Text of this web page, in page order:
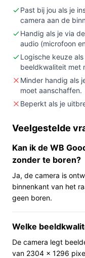
nachtzicht en
Niet kopen als:
camera of
ontbreken
Belangrijkste
de
meldt
‘netstroom’).
Wat je in de
Je plakt of monteert
een raam en richt
beelden in 2304 ×
infraroodsensor
Life‑app kun je
meldingen
microfoon en
opnemen en
productinformatie is
Past bij jou als je
camera aan de
Handig als je via
audio (microfoon
Logische keuze
beeldkwaliteit met
Minder handig als
moet aanschaffen.
Beperkt als je
Veelgestelde
Kan ik de WB
zonder te boren?
Ja, de camera is
binnenkant van het
geen boren.
Welke
De camera legt
van 2304 × 1296